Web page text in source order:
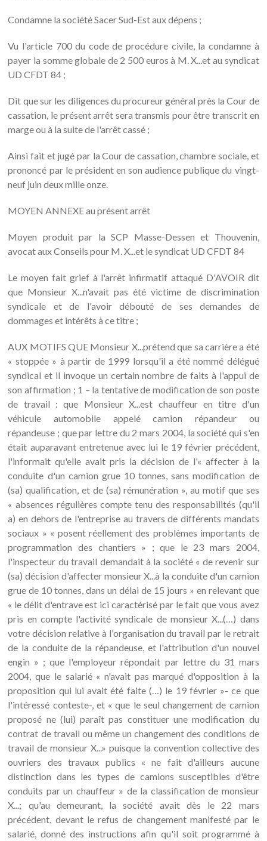
Condamne la société Sacer Sud-Est aux dépens ;
Vu l'article 700 du code de procédure civile, la condamne à
payer la somme globale de 2 500 euros à M. X...et au syndicat
UD CFDT 84 ;
Dit que sur les diligences du procureur général près la Cour de
cassation, le présent arrêt sera transmis pour être transcrit en
marge ou à la suite de l'arrêt cassé ;
Ainsi fait et jugé par la Cour de cassation, chambre sociale, et
prononcé par le président en son audience publique du vingt-
neuf juin deux mille onze.
MOYEN ANNEXE au présent arrêt
Moyen produit par la SCP Masse-Dessen et Thouvenin,
avocat aux Conseils pour M. X...et le syndicat UD CFDT 84
Le moyen fait grief à l'arrêt infirmatif attaqué D'AVOIR dit
que Monsieur X...n'avait pas été victime de discrimination
syndicale et de l'avoir débouté de ses demandes de
dommages et intérêts à ce titre ;
AUX MOTIFS QUE Monsieur X...prétend que sa carrière a été
« stoppée » à partir de 1999 lorsqu'il a été nommé délégué
syndical et il invoque un certain nombre de faits à l'appui de
son affirmation ; 1 – la tentative de modification de son poste
de travail : que Monsieur X...est chauffeur en titre d'un
véhicule automobile appelé camion répandeur ou
répandeuse ; que par lettre du 2 mars 2004, la société qui s'en
était auparavant entretenue avec lui le 19 février précédent,
l'informait qu'elle avait pris la décision de l'« affecter à la
conduite d'un camion grue 10 tonnes, sans modification de
(sa) qualification, et de (sa) rémunération », au motif que ses
« absences régulières compte tenu des responsabilités (qu'il
a) en dehors de l'entreprise au travers de différents mandats
sociaux » « posent réellement des problèmes importants de
programmation des chantiers » ; que le 23 mars 2004,
l'inspecteur du travail demandait à la société « de revenir sur
(sa) décision d'affecter monsieur X...à la conduite d'un camion
grue de 10 tonnes, dans un délai de 15 jours » en relevant que
« le délit d'entrave est ici caractérisé par le fait que vous avez
pris en compte l'activité syndicale de monsieur X...(…) dans
votre décision relative à l'organisation du travail par le retrait
de la conduite de la répandeuse, et l'attribution d'un nouvel
engin » ; que l'employeur répondait par lettre du 31 mars
2004, que le salarié « n'avait pas marqué d'opposition à la
proposition qui lui avait été faite (…) le 19 février »- ce que
l'intéressé conteste-, et « que le seul changement de camion
proposé ne (lui) paraît pas constituer une modification du
contrat de travail ou même un changement des conditions de
travail de monsieur X...» puisque la convention collective des
ouvriers des travaux publics « ne fait d'ailleurs aucune
distinction dans les types de camions susceptibles d'être
conduits par un chauffeur » de la classification de monsieur
X...; qu'au demeurant, la société avait dès le 22 mars
précédent, devant le refus de changement manifesté par le
salarié, donné des instructions afin qu'il soit programmé à